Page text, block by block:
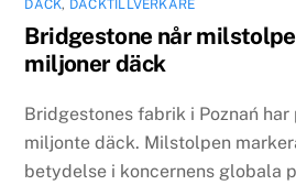
DÄCK, DÄCKTILLVERKARE
Bridgestone når
miljoner däck
Bridgestones fabrik i Poznań
miljonte däck. Milstolpen
betydelse i koncernens globala